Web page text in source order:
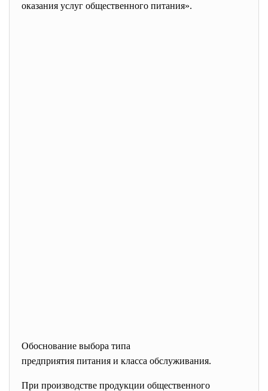
оказания услуг общественного питания».
Обоснование выбора типа
предприятия питания и класса обслуживания.
При производстве продукции общественного